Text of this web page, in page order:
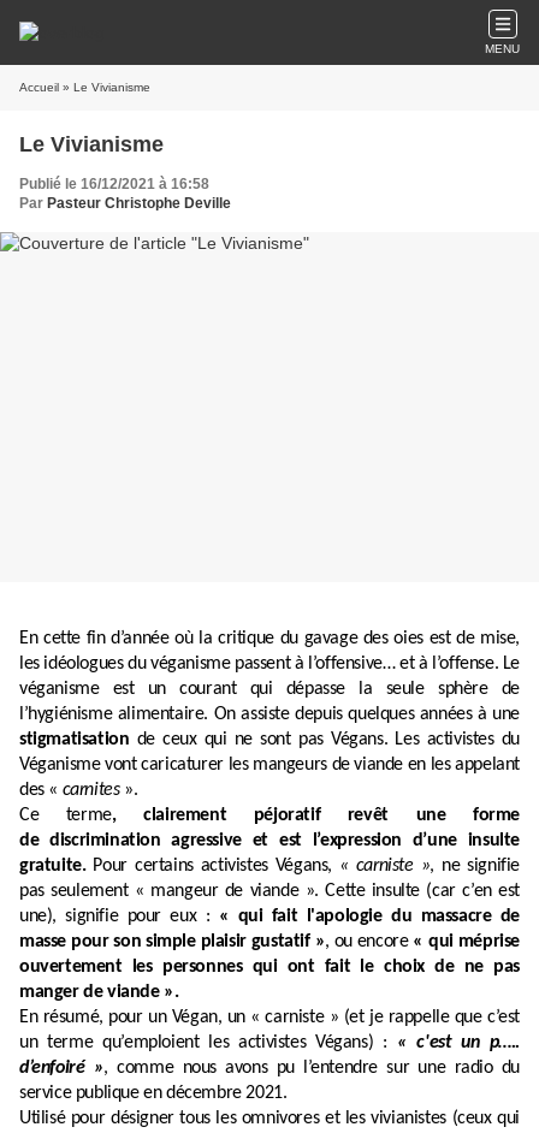
MENU
Accueil » Le Vivianisme
Le Vivianisme
Publié le 16/12/2021 à 16:58
Par Pasteur Christophe Deville
En cette fin d’année où la critique du gavage des oies est de mise,
les idéologues du véganisme passent à l’offensive… et à l’offense. Le
véganisme est un courant qui dépasse la seule sphère de
l’hygiénisme alimentaire. On assiste depuis quelques années à une
stigmatisation de ceux qui ne sont pas Végans. Les activistes du
Véganisme vont caricaturer les mangeurs de viande en les appelant
des « carnites».
Ce terme, clairement péjoratif revêt une forme
de discrimination agressive et est l’expression d’une insulte
gratuite. Pour certains activistes Végans, « carniste », ne signifie
pas seulement « mangeur de viande ». Cette insulte (car c’en est
une), signifie pour eux : « qui fait l'apologie du massacre de
masse pour son simple plaisir gustatif », ou encore « qui méprise
ouvertement les personnes qui ont fait le choix de ne pas
manger de viande ».
En résumé, pour un Végan, un « carniste » (et je rappelle que c’est
un terme qu’emploient les activistes Végans) : « c'est un p…..
d’enfoiré », comme nous avons pu l’entendre sur une radio du
service publique en décembre 2021.
Utilisé pour désigner tous les omnivores et les vivianistes (ceux qui